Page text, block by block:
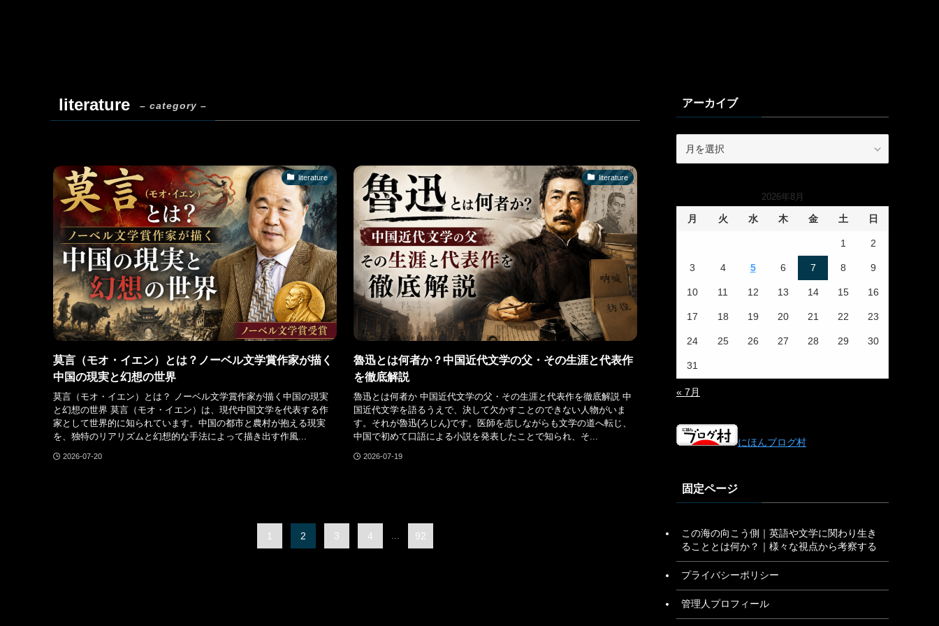
literature – category –
literature
莫言（モオ・イエン）とは？ノーベル文学賞作家が描く
中国の現実と幻想の世界
莫言（モオ・イエン）とは？ ノーベル文学賞作家が描く中国の現実
と幻想の世界 莫言（モオ・イエン）は、現代中国文学を代表する作
家として世界的に知られています。中国の都市と農村が抱える現実
を、独特のリアリズムと幻想的な手法によって描き出す作風...
2026-07-20
literature
魯迅とは何者か？中国近代文学の父・その生涯と代表作
を徹底解説
魯迅とは何者か 中国近代文学の父・その生涯と代表作を徹底解説 中
国近代文学を語るうえで、決して欠かすことのできない人物がいま
す。それが魯迅(ろじん)です。医師を志しながらも文学の道へ転じ、
中国で初めて口語による小説を発表したことで知られ、そ...
2026-07-19
1 2 3 4 92
アーカイブ
2026年8月
月 火 水 木 金 土 日
1 2
3 4 5 6 7 8 9
10 11 12 13 14 15 16
17 18 19 20 21 22 23
24 25 26 27 28 29 30
31
« 7月
にほんブログ村
固定ページ
この海の向こう側｜英語や文学に関わり生き
ることとは何か？｜様々な視点から考察する
プライバシーポリシー
管理人プロフィール